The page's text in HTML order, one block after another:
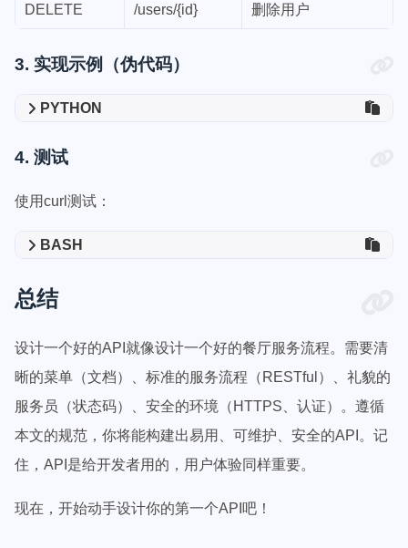
DELETE /users/{id} 删除用户
3. 实现示例（伪代码）
PYTHON
4. 测试
使用curl测试：
BASH
总结
设计一个好的API就像设计一个好的餐厅服务流程。需要清
晰的菜单（文档）、标准的服务流程（RESTful）、礼貌的
服务员（状态码）、安全的环境（HTTPS、认证）。遵循
本文的规范，你将能构建出易用、可维护、安全的API。记
住，API是给开发者用的，用户体验同样重要。
现在，开始动手设计你的第一个API吧！